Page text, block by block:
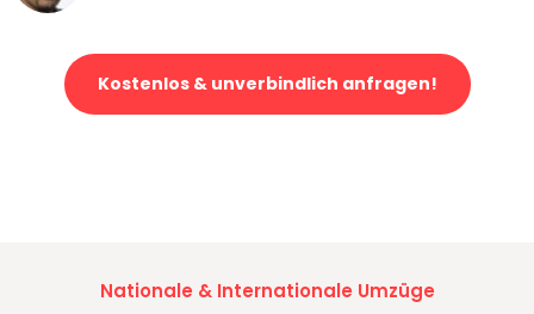
Kostenlos & unverbindlich anfragen!
Nationale & Internationale Umzüge